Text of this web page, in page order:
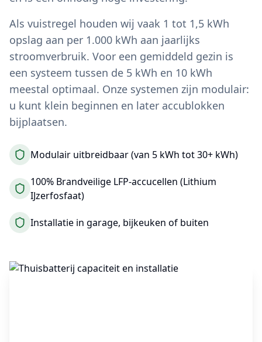
Als vuistregel houden wij vaak 1 tot 1,5 kWh
opslag aan per 1.000 kWh aan jaarlijks
stroomverbruik. Voor een gemiddeld gezin is
een systeem tussen de 5 kWh en 10 kWh
meestal optimaal. Onze systemen zijn modulair:
u kunt klein beginnen en later accublokken
bijplaatsen.
Modulair uitbreidbaar (van 5 kWh tot 30+ kWh)
100% Brandveilige LFP-accucellen (Lithium
IJzerfosfaat)
Installatie in garage, bijkeuken of buiten